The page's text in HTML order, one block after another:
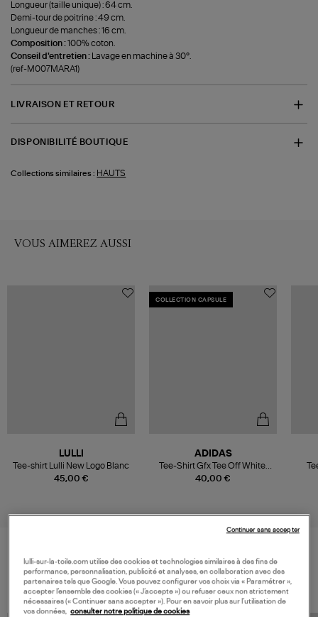
Longueur (taille unique) : 64 cm.
Demi-tour de poitrine : 49 cm.
Longueur de manches : 16 cm.
Composition :100% coton.
Conseil d'entretien :
Lavage en machine à 30°.
(ref-M007MARA1)
LIVRAISON ET RETOUR
DISPONIBILITÉ BOUTIQUE
Collections similaires : HAUTS
VOUS AIMEREZ AUSSI
45,00 €
LULLI
Tee-shirt Lulli New Logo Blanc
COLLECTION CAPSULE
40,00 €
ADIDAS
Tee-Shirt Gfx Tee Off White,
Capsule Summer Glow
VOS DERNIERS PRODUITS VUS
lulli-sur-la-toile.com utilise des cookies et technologies similaires à des fins de
performance, personnalisation, publicité et analyses, en collaboration avec des
partenaires tels que Google. Vous pouvez configurer vos choix via « Paramétrer »,
accepter l’ensemble des cookies (« J’accepte ») ou refuser ceux non strictement
nécessaires (« Continuer sans accepter »). Pour en savoir plus sur l’utilisation de
vos données, consulter notre politique de cookies
Continuer sans accepter